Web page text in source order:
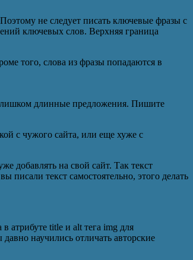
не следует писать ключевые фразы с
ключевых слов. Верхняя граница
того, слова из фразы попадаются в
длинные предложения. Пишите
с чужого сайта, или еще хуже с
добавлять на свой сайт. Так текст
писали текст самостоятельно, этого делать
атрибуте title и alt тега img для
научились отличать авторские